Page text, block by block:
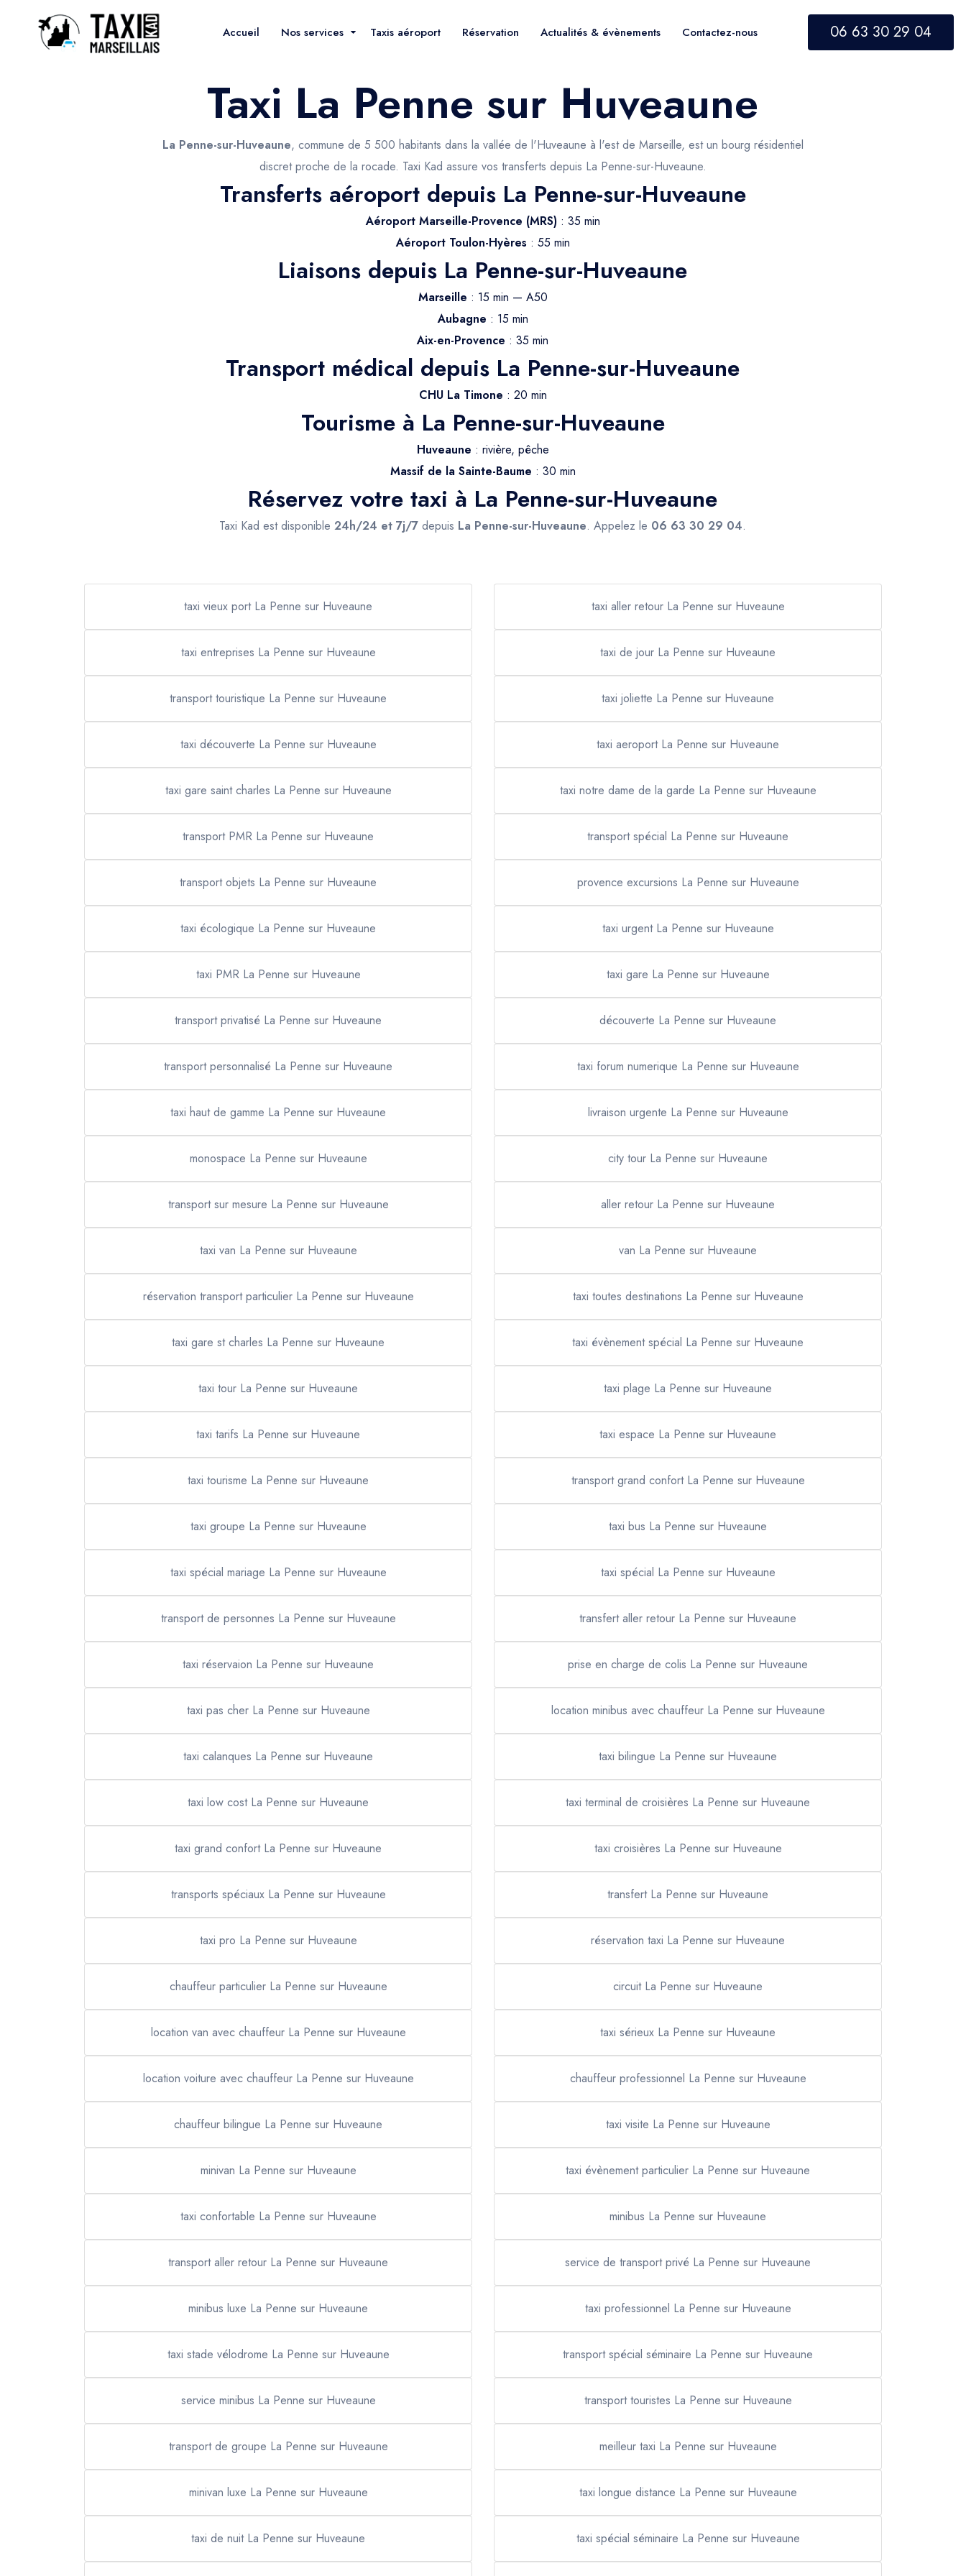
Accueil Nos services Taxis aéroport Réservation Actualités & évènements Contactez-nous 06 63 30 29 04
Taxi La Penne sur Huveaune
La Penne-sur-Huveaune, commune de 5 500 habitants dans la vallée de l'Huveaune à l'est de Marseille, est un bourg résidentiel
discret proche de la rocade. Taxi Kad assure vos transferts depuis La Penne-sur-Huveaune.
Transferts aéroport depuis La Penne-sur-Huveaune
Aéroport Marseille-Provence (MRS): 35 min
Aéroport Toulon-Hyères : 55 min
Liaisons depuis La Penne-sur-Huveaune
Marseille : 15 min — A50
Aubagne : 15 min
Aix-en-Provence : 35 min
Transport médical depuis La Penne-sur-Huveaune
CHU La Timone : 20 min
Tourisme à La Penne-sur-Huveaune
Huveaune : rivière, pêche
Massif de la Sainte-Baume : 30 min
Réservez votre taxi à La Penne-sur-Huveaune
Taxi Kad est disponible24h/24 et 7j/7 depuis La Penne-sur-Huveaune. Appelez le 06 63 30 29 04.
taxi vieux port La Penne sur Huveaune taxi aller retour La Penne sur Huveaune
taxi entreprises La Penne sur Huveaune taxi de jour La Penne sur Huveaune
transport touristique La Penne sur Huveaune taxi joliette La Penne sur Huveaune
taxi découverte La Penne sur Huveaune taxi aeroport La Penne sur Huveaune
taxi gare saint charles La Penne sur Huveaune taxi notre dame de la garde La Penne sur Huveaune
transport PMR La Penne sur Huveaune transport spécial La Penne sur Huveaune
transport objets La Penne sur Huveaune provence excursions La Penne sur Huveaune
taxi écologique La Penne sur Huveaune taxi urgent La Penne sur Huveaune
taxi PMR La Penne sur Huveaune taxi gare La Penne sur Huveaune
transport privatisé La Penne sur Huveaune découverte La Penne sur Huveaune
transport personnalisé La Penne sur Huveaune taxi forum numerique La Penne sur Huveaune
taxi haut de gamme La Penne sur Huveaune livraison urgente La Penne sur Huveaune
monospace La Penne sur Huveaune city tour La Penne sur Huveaune
transport sur mesure La Penne sur Huveaune aller retour La Penne sur Huveaune
taxi van La Penne sur Huveaune van La Penne sur Huveaune
réservation transport particulier La Penne sur Huveaune taxi toutes destinations La Penne sur Huveaune
taxi gare st charles La Penne sur Huveaune taxi évènement spécial La Penne sur Huveaune
taxi tour La Penne sur Huveaune taxi plage La Penne sur Huveaune
taxi tarifs La Penne sur Huveaune taxi espace La Penne sur Huveaune
taxi tourisme La Penne sur Huveaune transport grand confort La Penne sur Huveaune
taxi groupe La Penne sur Huveaune taxi bus La Penne sur Huveaune
taxi spécial mariage La Penne sur Huveaune taxi spécial La Penne sur Huveaune
transport de personnes La Penne sur Huveaune transfert aller retour La Penne sur Huveaune
taxi réservaion La Penne sur Huveaune prise en charge de colis La Penne sur Huveaune
taxi pas cher La Penne sur Huveaune location minibus avec chauffeur La Penne sur Huveaune
taxi calanques La Penne sur Huveaune taxi bilingue La Penne sur Huveaune
taxi low cost La Penne sur Huveaune taxi terminal de croisières La Penne sur Huveaune
taxi grand confort La Penne sur Huveaune taxi croisières La Penne sur Huveaune
transports spéciaux La Penne sur Huveaune transfert La Penne sur Huveaune
taxi pro La Penne sur Huveaune réservation taxi La Penne sur Huveaune
chauffeur particulier La Penne sur Huveaune circuit La Penne sur Huveaune
location van avec chauffeur La Penne sur Huveaune taxi sérieux La Penne sur Huveaune
location voiture avec chauffeur La Penne sur Huveaune chauffeur professionnel La Penne sur Huveaune
chauffeur bilingue La Penne sur Huveaune taxi visite La Penne sur Huveaune
minivan La Penne sur Huveaune taxi évènement particulier La Penne sur Huveaune
taxi confortable La Penne sur Huveaune minibus La Penne sur Huveaune
transport aller retour La Penne sur Huveaune service de transport privé La Penne sur Huveaune
minibus luxe La Penne sur Huveaune taxi professionnel La Penne sur Huveaune
taxi stade vélodrome La Penne sur Huveaune transport spécial séminaire La Penne sur Huveaune
service minibus La Penne sur Huveaune transport touristes La Penne sur Huveaune
transport de groupe La Penne sur Huveaune meilleur taxi La Penne sur Huveaune
minivan luxe La Penne sur Huveaune taxi longue distance La Penne sur Huveaune
taxi de nuit La Penne sur Huveaune taxi spécial séminaire La Penne sur Huveaune